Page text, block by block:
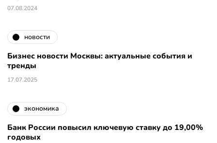
07.08.2024
новости
Бизнес новости Москвы: актуальные события и
тренды
17.07.2025
экономика
Банк России повысил ключевую ставку до 19,00%
годовых